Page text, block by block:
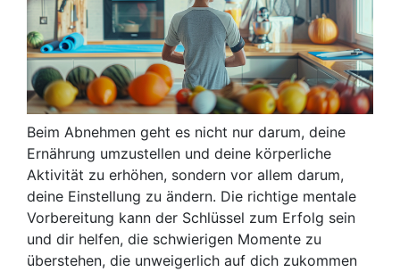
Beim Abnehmen geht es nicht nur darum, deine
Ernährung umzustellen und deine körperliche
Aktivität zu erhöhen, sondern vor allem darum,
deine Einstellung zu ändern. Die richtige mentale
Vorbereitung kann der Schlüssel zum Erfolg sein
und dir helfen, die schwierigen Momente zu
überstehen, die unweigerlich auf dich zukommen